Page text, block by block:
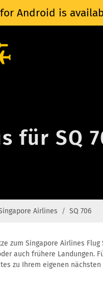
Android is
für SQ
Airlines SQ 706
zum Singapore Airlines
auch frühere Landungen.
zu Ihrem eigenen